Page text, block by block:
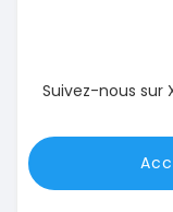
Suivez-nous sur